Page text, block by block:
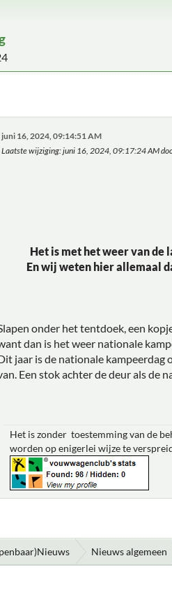
juni 16, 2024, 09:14:51 AM
Laatste wijziging: juni 16, 2024, 09:17:24 AM
Het is met het weer van de
En wij weten hier allemaal
onder het tentdoek, een
dan is het weer nationale
jaar is de nationale kampeerdag
Een stok achter de deur als de
Het is zonder toestemming van de
worden op enigerlei wijze te
Nieuws algemeen